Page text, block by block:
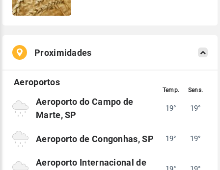
Proximidades
Aeroporto do Campo de
Marte, SP
19° 19°
Aeroporto de Congonhas, SP 19° 19°
Aeroporto Internacional de